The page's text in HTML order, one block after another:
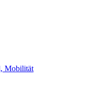
Mobilität